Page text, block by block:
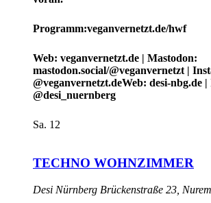
Programm:veganvernetzt.de/hwf
Web: veganvernetzt.de | Mastodon:
mastodon.social/@veganvernetzt |
@veganvernetzt.deWeb: desi-nbg.de
@desi_nuernberg
Sa. 12
TECHNO WOHNZIMMER
Desi Nürnberg Brückenstraße 23,